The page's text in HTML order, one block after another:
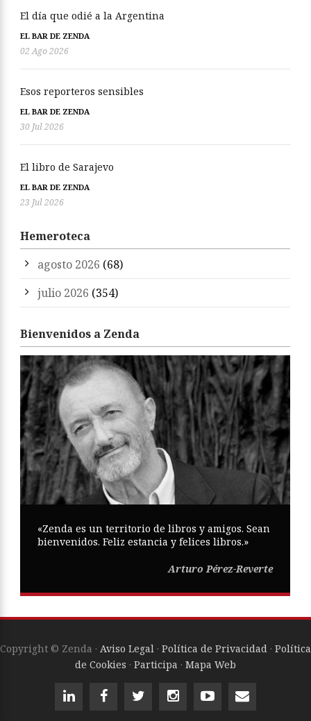
El día que odié a la Argentina
EL BAR DE ZENDA
02 Ago 2026
Esos reporteros sensibles
EL BAR DE ZENDA
30 Jul 2026
El libro de Sarajevo
EL BAR DE ZENDA
23 Jul 2026
Hemeroteca
agosto 2026 (68)
julio 2026 (354)
Bienvenidos a Zenda
«Zenda es un territorio de libros y amigos. Sean
bienvenidos. Feliz estancia y felices libros.»
Arturo Pérez-Reverte
Copyright © Zenda · Aviso Legal · Política de Privacidad · Política
de Cookies · Participa · Mapa Web